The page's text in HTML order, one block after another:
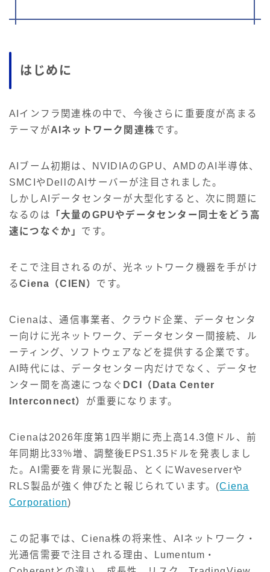
はじめに
AIインフラ関連株の中で、今後さらに重要度が高まる
テーマがAIネットワーク関連株です。
AIブーム初期は、NVIDIAのGPU、AMDのAI半導体、
SMCIやDellのAIサーバーが注目されました。
しかしAIデータセンターが大型化すると、次に問題に
なるのは
「大量のGPUやデータセンター同士をどう高
速につなぐか」 です。
そこで注目されるのが、光ネットワーク機器を手がけ
るCiena（CIEN） です。
Cienaは、通信事業者、クラウド企業、データセンタ
ー向けに光ネットワーク、データセンター間接続、ル
ーティング、ソフトウェアなどを提供する企業です。
AI時代には、データセンター内だけでなく、データセ
ンター間を高速につなぐ DCI（Data Center
Interconnect） が重要になります。
Cienaは2026年度第1四半期に売上高14.3億ドル、前
年同期比33％増、調整後EPS1.35ドルを発表しまし
た。AI需要を背景に光製品、とくにWaveserverや
RLS製品が強く伸びたと報じられています。(Ciena
Corporation)
この記事では、Ciena株の将来性、AIネットワーク・
光通信需要で注目される理由、Lumentum・